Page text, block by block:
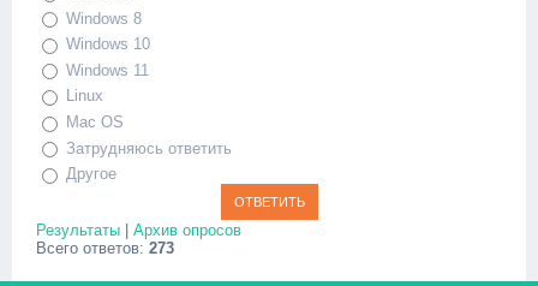
Windows 8
Windows 10
Windows 11
Linux
Mac OS
Затрудняюсь ответить
Другое
Результаты | Архив опросов
Всего ответов: 273